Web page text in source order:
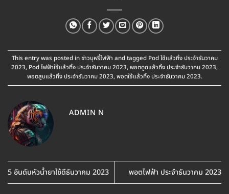
This entry was posted inข่าวบุหรี่ไฟฟ้า and tagged Pod ใช้แล้วทิ้ง ประจำธันวาคม
2023, Pod ไฟฟ้าใช้แล้วทิ้ง ประจำธันวาคม 2023, พอตดูดแล้วทิ้ง ประจำธันวาคม 2023,
พอตสูบแล้วทิ้ง ประจำธันวาคม 2023, พอตใช้แล้วทิ้ง ประจำธันวาคม 2023.
ADMIN N
5 อันดับหัวน้ำยาใช้ดีธันวาคม 2023 พอตไฟฟ้า ประจำธันวาคม 2023